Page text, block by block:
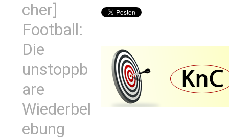
cher]
Football:
Die
unstoppb
are
Wiederbel
ebung